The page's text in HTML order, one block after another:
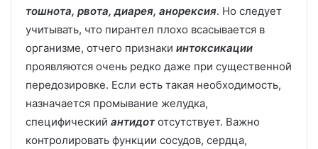
тошнота, рвота, диарея, анорексия. Но следует
учитывать, что пирантел плохо всасывается в
организме, отчего признаки интоксикации
проявляются очень редко даже при существенной
передозировке. Если есть такая необходимость,
назначается промывание желудка,
специфический антидототсутствует. Важно
контролировать функции сосудов, сердца,